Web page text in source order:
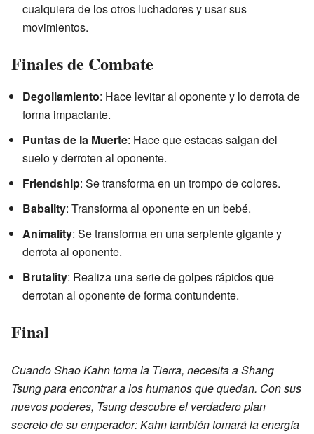
cualquiera de los otros luchadores y usar sus
movimientos.
Finales de Combate
Degollamiento: Hace levitar al oponente y lo derrota de
forma impactante.
Puntas de la Muerte: Hace que estacas salgan del
suelo y derroten al oponente.
Friendship: Se transforma en un trompo de colores.
Babality: Transforma al oponente en un bebé.
Animality: Se transforma en una serpiente gigante y
derrota al oponente.
Brutality: Realiza una serie de golpes rápidos que
derrotan al oponente de forma contundente.
Final
Cuando Shao Kahn toma la Tierra, necesita a Shang
Tsung para encontrar a los humanos que quedan. Con sus
nuevos poderes, Tsung descubre el verdadero plan
secreto de su emperador: Kahn también tomará la energía